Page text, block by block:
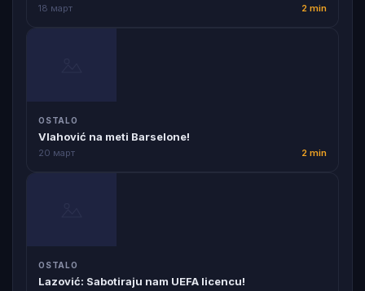
18 март 2 min
OSTALO
Vlahović na meti Barselone!
20 март 2 min
OSTALO
Lazović: Sabotiraju nam UEFA licencu!